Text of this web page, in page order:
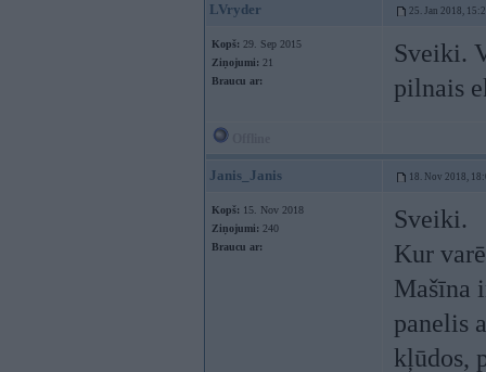
LVryder 25. Jan 2018,
Kopš: 29. Sep 2015
Ziņojumi: 21
Braucu ar:
Sveiki.
pilnais
Janis_Janis 18. Nov 2018,
Kopš: 15. Nov 2018
Ziņojumi: 240
Braucu ar:
Sveiki.
Kur
Mašīna
panelis
kļūdos,